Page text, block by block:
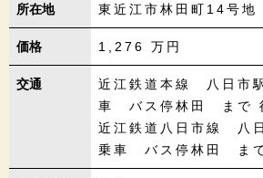
所在地 東近江市林田町14号地
価格 1,276 万円
交通
近江鉄道本線 八日市
車 バス停林田 まで
近江鉄道八日市線 八
乗車 バス停林田 ま